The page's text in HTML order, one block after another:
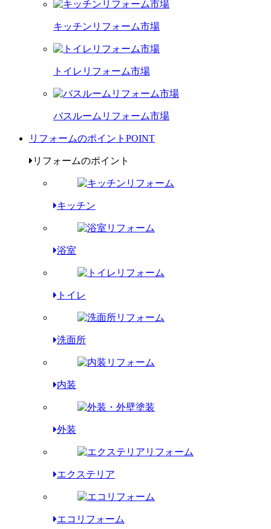
キッチンリフォーム市場
トイレリフォーム市場
バスルームリフォーム市場
リフォームのポイント POINT
リフォームのポイント
キッチン
浴室
トイレ
洗面所
内装
外装
エクステリア
エコリフォーム